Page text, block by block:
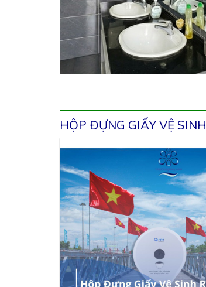
HỘP ĐỰNG GIẤY VỆ SINH